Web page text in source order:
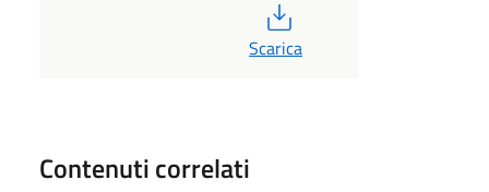
Scarica
Contenuti correlati